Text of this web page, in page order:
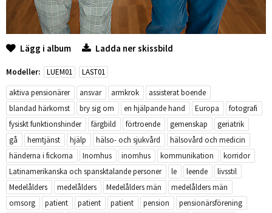
Lägg i album Ladda ner skissbild
Modeller: LUEM01
LAST01
aktiva pensionärer
ansvar armkrok
assisterat boende
blandad härkomst
bry sig om en hjälpande hand Europa
fotografi
fysiskt funktionshinder
färgbild förtroende gemenskap
geriatrik
gå
hemtjänst hjälp hälso- och sjukvård
hälsovård och medicin
händerna i fickorna
Inomhus inomhus kommunikation
korridor
Latinamerikanska och spansktalande personer
le leende
livsstil
Medelålders
medelålders Medelålders män
medelålders män
omsorg
patient patient patient pension
pensionärsförening